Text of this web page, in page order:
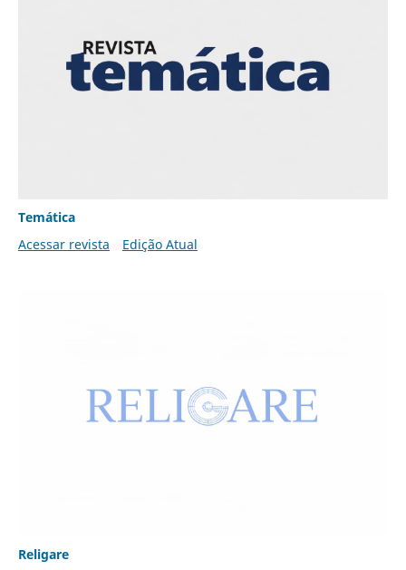
Temática
Acessar revista
Edição Atual
Religare